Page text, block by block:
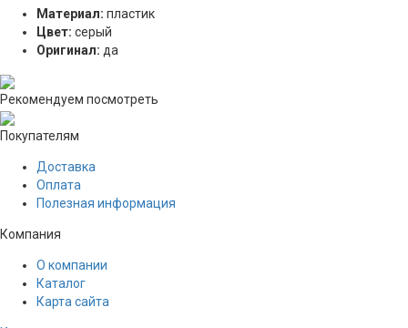
Материал: пластик
Цвет: серый
Оригинал: да
Рекомендуем посмотреть
Покупателям
Доставка
Оплата
Полезная информация
Компания
О компании
Каталог
Карта сайта